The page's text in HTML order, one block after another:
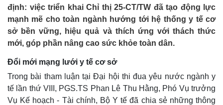
định: việc triển khai Chỉ thị 25-CT/TW đã tạo động lực
mạnh mẽ cho toàn ngành hướng tới hệ thống y tế cơ
sở bền vững, hiệu quả và thích ứng với thách thức
mới, góp phần nâng cao sức khỏe toàn dân.
Đổi mới mạng lưới y tế cơ sở
Trong bài tham luận tại Đại hội thi đua yêu nước ngành y
tế lần thứ VIII, PGS.TS Phan Lê Thu Hằng, Phó Vụ trưởng
Vụ Kế hoạch - Tài chính, Bộ Y tế đã chia sẻ những thông